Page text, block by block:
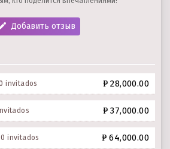
Добавить отзыв
invitados ₱ 28,000.00
₱ 37,000.00
invitados ₱ 64,000.00